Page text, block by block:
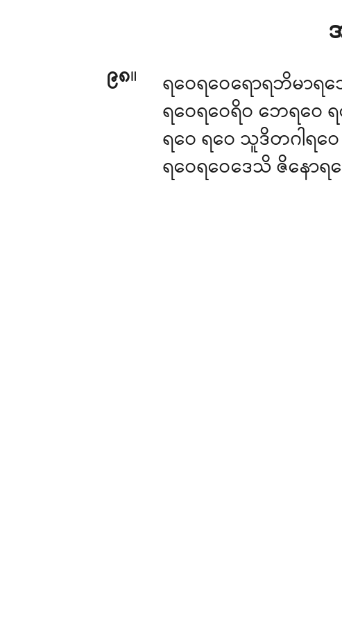
၉၈။
ရဝေရဝေရောရဘိမာရဘ
ရဝေရဝေရိဝ ဘေရဝေ ရ
ရဝေ ရဝေ သူဒိတဂါရဝေ
ရဝေရဝေဒေသိ ဇိနောရ